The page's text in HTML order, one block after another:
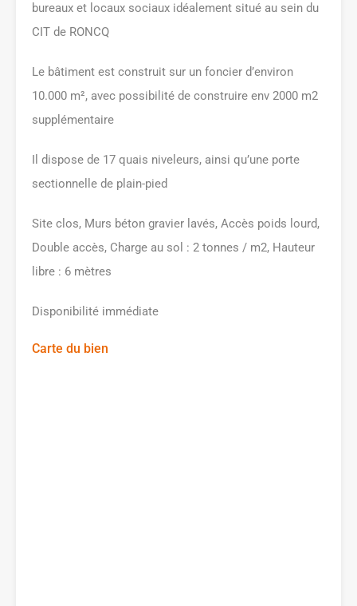
bureaux et locaux sociaux idéalement situé au sein du
CIT de RONCQ
Le bâtiment est construit sur un foncier d’environ
10.000 m², avec possibilité de construire env 2000 m2
supplémentaire
Il dispose de 17 quais niveleurs, ainsi qu’une porte
sectionnelle de plain-pied
Site clos, Murs béton gravier lavés, Accès poids lourd,
Double accès, Charge au sol : 2 tonnes / m2, Hauteur
libre : 6 mètres
Disponibilité immédiate
Carte du bien